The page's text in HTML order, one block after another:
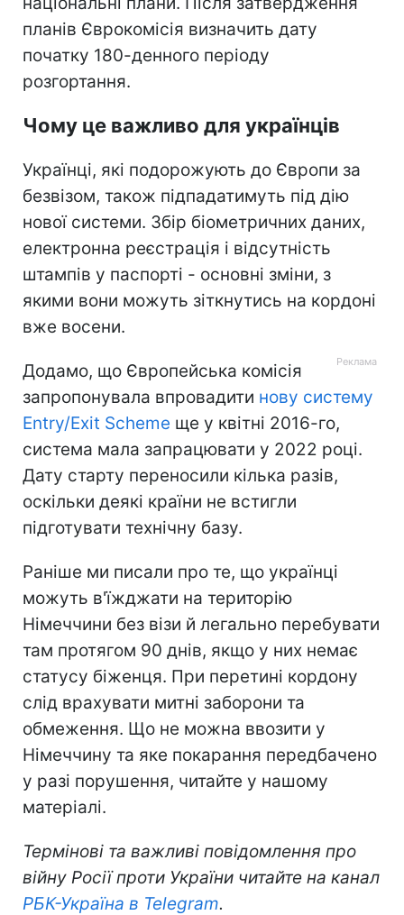
планів Єврокомісія визначить дату
початку 180-денного періоду
розгортання.
Чому це важливо для українців
Українці, які подорожують до Європи за
безвізом, також підпадатимуть під дію
нової системи. Збір біометричних даних,
електронна реєстрація і відсутність
штампів у паспорті - основні зміни, з
якими вони можуть зіткнутись на кордоні
вже восени.
Додамо, що Європейська комісія
запропонувала впровадити нову систему
Entry/Exit Scheme ще у квітні 2016-го,
система мала запрацювати у 2022 році.
Дату старту переносили кілька разів,
оскільки деякі країни не встигли
підготувати технічну базу.
Раніше ми писали про те, що українці
можуть в'їжджати на територію
Німеччини без візи й легально перебувати
там протягом 90 днів, якщо у них немає
статусу біженця. При перетині кордону
слід врахувати митні заборони та
обмеження. Що не можна ввозити у
Німеччину та яке покарання передбачено
у разі порушення, читайте у нашому
матеріалі.
Термінові та важливі повідомлення про
війну Росії проти України читайте на канал
РБК-Україна в Telegram.